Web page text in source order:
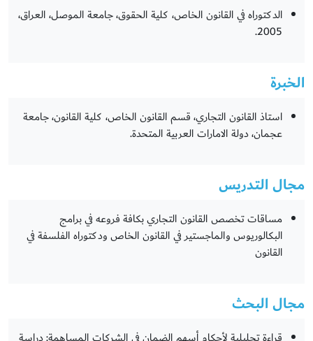
الدكتوراه في القانون الخاص، كلية الحقوق، جامعة الموصل، العراق،
2005.
الخبرة
استاذ القانون التجاري، قسم القانون الخاص، كلية القانون، جامعة
عجمان، دولة الامارات العربية المتحدة.
مجال التدريس
مساقات تخصص القانون التجاري بكافة فروعه في برامج
البكالوريوس والماجستير في القانون الخاص ودكتوراه الفلسفة في
القانون
مجال البحث